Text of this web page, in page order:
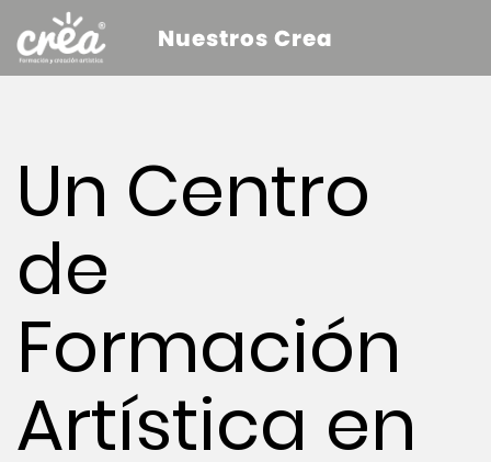
Nuestros Crea
Un Centro
de
Formación
Artística en